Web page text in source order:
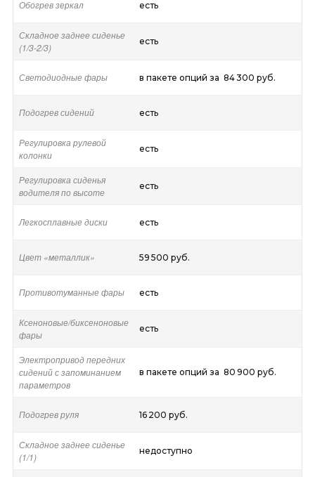
Обогрев зеркал есть
Складное заднее сиденье
(1/3-2/3)
есть
Светодиодные фары в пакете опций за 84 300 руб.
Подогрев сидений есть
Регулировка рулевой
колонки
есть
Регулировка сиденья
водителя по высоте
есть
Легкосплавные диски есть
Цвет «металлик» 59 500 руб.
Противотуманные фары есть
Ксеноновые/биксеноновые
фары
есть
Электропривод передних
сидений с запоминанием
параметров
в пакете опций за 80 900 руб.
Подогрев руля 16 200 руб.
Складное заднее сиденье
(1/1)
недоступно